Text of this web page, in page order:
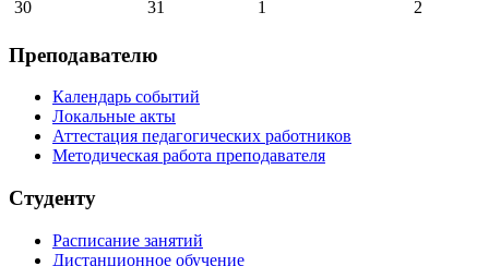
30
31 1 2
Преподавателю
Календарь событий
Локальные акты
Аттестация педагогических работников
Методическая работа преподавателя
Студенту
Расписание занятий
Дистанционное обучение